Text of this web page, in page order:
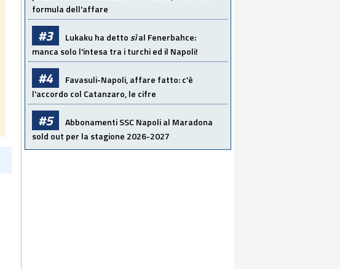
formula dell'affare
#3 Lukaku ha dettosìal Fenerbahce:
manca solo l'intesa tra i turchi ed il Napoli!
#4
Favasuli-Napoli, affare fatto: c'è
l'accordo col Catanzaro, le cifre
#5
Abbonamenti SSC Napoli al Maradona
sold out per la stagione 2026-2027